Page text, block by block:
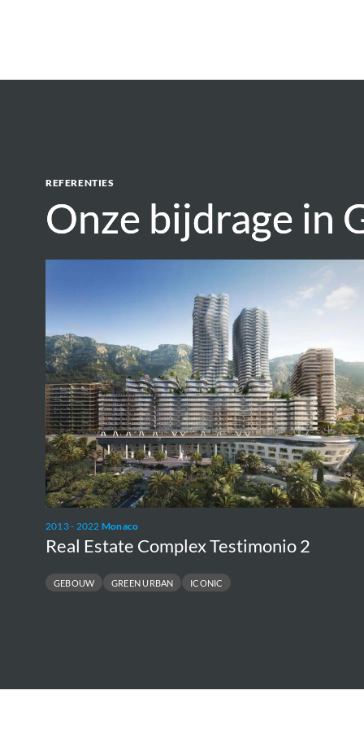
REFERENTIES
Onze bijdrage in
Onze bijdrage in
2013 - 2022 Monaco
Real Estate Complex Testimonio 2
GEBOUW GREEN URBAN ICONIC
Complex
Testimonio
2